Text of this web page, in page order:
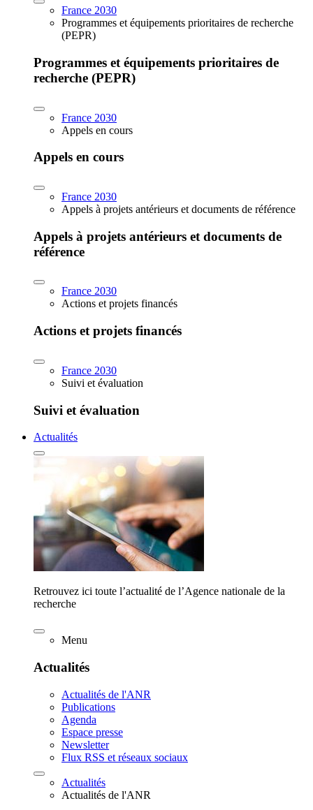
France 2030
Programmes et équipements prioritaires de recherche
(PEPR)
Programmes et équipements prioritaires de
recherche (PEPR)
France 2030
Appels en cours
Appels en cours
France 2030
Appels à projets antérieurs et documents de référence
Appels à projets antérieurs et documents de
référence
France 2030
Actions et projets financés
Actions et projets financés
France 2030
Suivi et évaluation
Suivi et évaluation
Actualités
Retrouvez ici toute l’actualité de l’Agence nationale de la
recherche
Menu
Actualités
Actualités de l'ANR
Publications
Agenda
Espace presse
Newsletter
Flux RSS et réseaux sociaux
Actualités
Actualités de l'ANR